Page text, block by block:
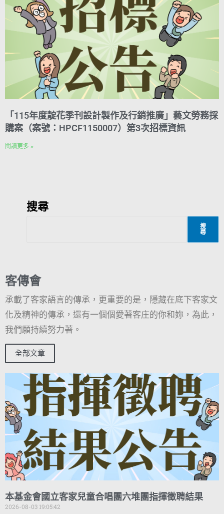
「115年度靛花季刊設計製作及行銷推廣」藝文勞務採
購案（案號：HPCF1150007）第3次招標資訊
閱讀更多 »
搜尋
搜
尋
客傳會
承載了客家語言的傳承，更重要的是，隱藏在底下客家文
化及精神的傳承，還有一個個愛著客庄的你和妳，為此，
我們願持續努力著。
全部文章
本基金會國立客家兒童合唱團六堆團指揮徵聘結果
2026-08-03 19:05:42